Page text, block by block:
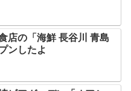
店の「海鮮 長谷川 青島
ンしたよ